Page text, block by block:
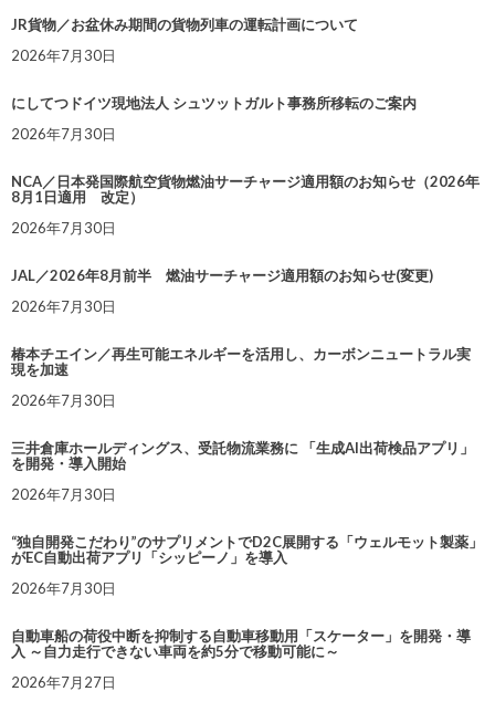
JR貨物／お盆休み期間の貨物列車の運転計画について
2026年7月30日
にしてつドイツ現地法人 シュツットガルト事務所移転のご案内
2026年7月30日
NCA／日本発国際航空貨物燃油サーチャージ適用額のお知らせ（2026年
8月1日適用 改定）
2026年7月30日
JAL／2026年8月前半 燃油サーチャージ適用額のお知らせ(変更)
2026年7月30日
椿本チエイン／再生可能エネルギーを活用し、カーボンニュートラル実
現を加速
2026年7月30日
三井倉庫ホールディングス、受託物流業務に 「生成AI出荷検品アプリ」
を開発・導入開始
2026年7月30日
“独自開発こだわり”のサプリメントでD2C展開する「ウェルモット製薬」
がEC自動出荷アプリ「シッピーノ」を導入
2026年7月30日
自動車船の荷役中断を抑制する自動車移動用「スケーター」を開発・導
入 ～自力走行できない車両を約5分で移動可能に～
2026年7月27日